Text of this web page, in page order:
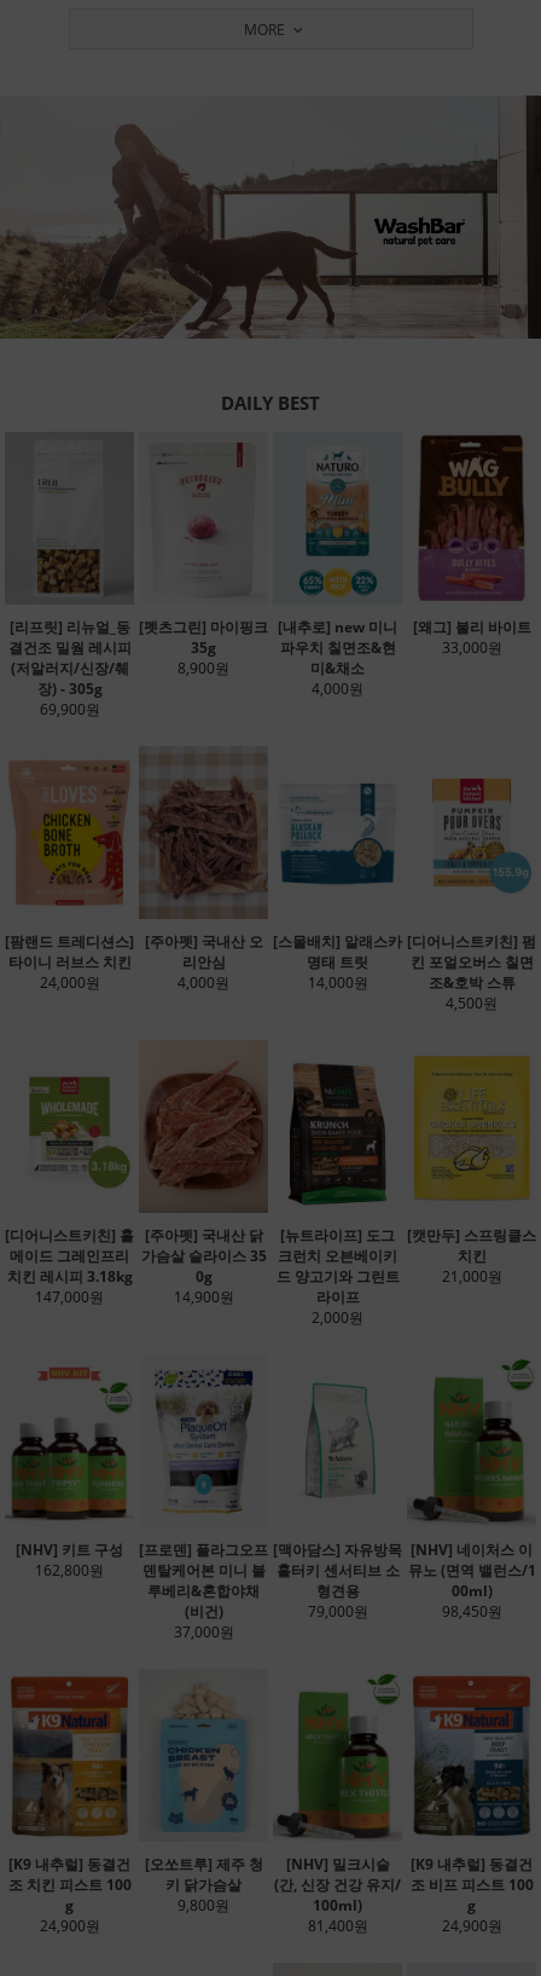
MORE
DAILY BEST
[리프릿] 리뉴얼_동
결건조 밀웜 레시피
(저알러지/신장/췌
장) - 305g
69,900원
[펫츠그린] 마이핑크
35g
8,900원
[내추로] new 미니
파우치 칠면조&현
미&채소
4,000원
[왜그] 불리 바이트
33,000원
[팜랜드 트레디션스]
타이니 러브스 치킨
24,000원
[주아펫] 국내산 오
리안심
4,000원
[스몰배치] 알래스카
명태 트릿
14,000원
[디어니스트키친] 펌
킨 포얼오버스 칠면
조&호박 스튜
4,500원
[디어니스트키친] 홀
메이드 그레인프리
치킨 레시피 3.18kg
147,000원
[주아펫] 국내산 닭
가슴살 슬라이스 35
0g
14,900원
[뉴트라이프] 도그
크런치 오븐베이키
드 양고기와 그린트
라이프
2,000원
[캣만두] 스프링클스
치킨
21,000원
[NHV] 키트 구성
162,800원
[프로덴] 플라그오프
덴탈케어본 미니 블
루베리&혼합야채
(비건)
37,000원
[맥아담스] 자유방목
홀터키 센서티브 소
형견용
79,000원
[NHV] 네이처스 이
뮤노 (면역 밸런스/1
00ml)
98,450원
[K9 내추럴] 동결건
조 치킨 피스트 100
g
24,900원
[오쏘트루] 제주 청
키 닭가슴살
9,800원
[NHV] 밀크시슬
(간, 신장 건강 유지/
100ml)
81,400원
[K9 내추럴] 동결건
조 비프 피스트 100
g
24,900원